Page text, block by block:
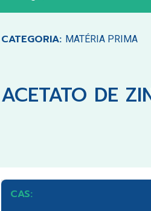
CATEGORIA: MATÉRIA PRIMA
ACETATO DE
CAS: